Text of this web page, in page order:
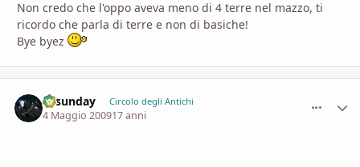
Non credo che l'oppo aveva meno di 4 terre nel mazzo, ti
ricordo che parla di terre e non di basiche!
Bye byez
allsunday Circolo degli Antichi
4 Maggio 200917 anni